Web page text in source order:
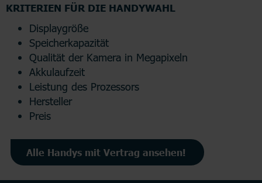
KRITERIEN FÜR DIE HANDYWAHL
Displaygröße
Speicherkapazität
Qualität der Kamera in Megapixeln
Akkulaufzeit
Leistung des Prozessors
Hersteller
Preis
Alle Handys mit Vertrag ansehen!